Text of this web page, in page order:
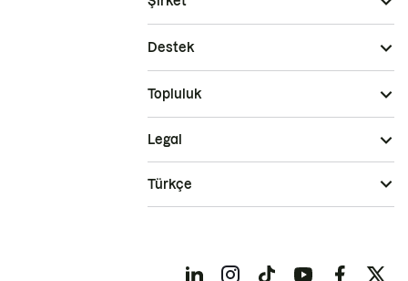
Destek
Topluluk
Legal
Türkçe